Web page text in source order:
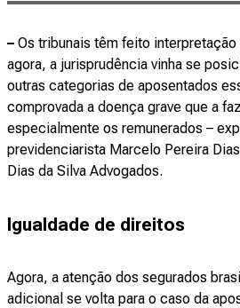
– Os tribunais têm feito
agora, a jurisprudência vinha se
outras categorias de aposentados
comprovada a doença grave que a
especialmente os remunerados –
previdenciarista Marcelo Pereira
Dias da Silva Advogados.
Igualdade de direitos
Agora, a atenção dos segurados
adicional se volta para o caso da